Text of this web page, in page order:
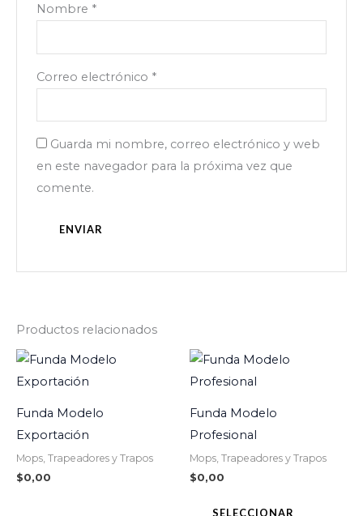
Nombre *
Correo electrónico *
Guarda mi nombre, correo electrónico y web
en este navegador para la próxima vez que
comente.
Productos relacionados
Funda Modelo
Exportación
Mops, Trapeadores y Trapos
$0,00
Funda Modelo
Profesional
Mops, Trapeadores y Trapos
$0,00
SELECCIONAR
Este
producto
Las